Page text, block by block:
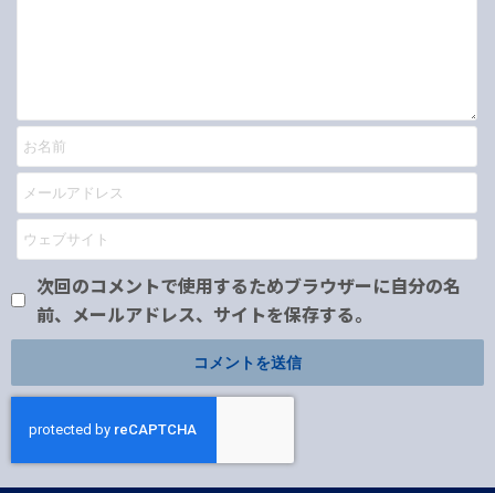
次回のコメントで使用するためブラウザーに自分の名
前、メールアドレス、サイトを保存する。